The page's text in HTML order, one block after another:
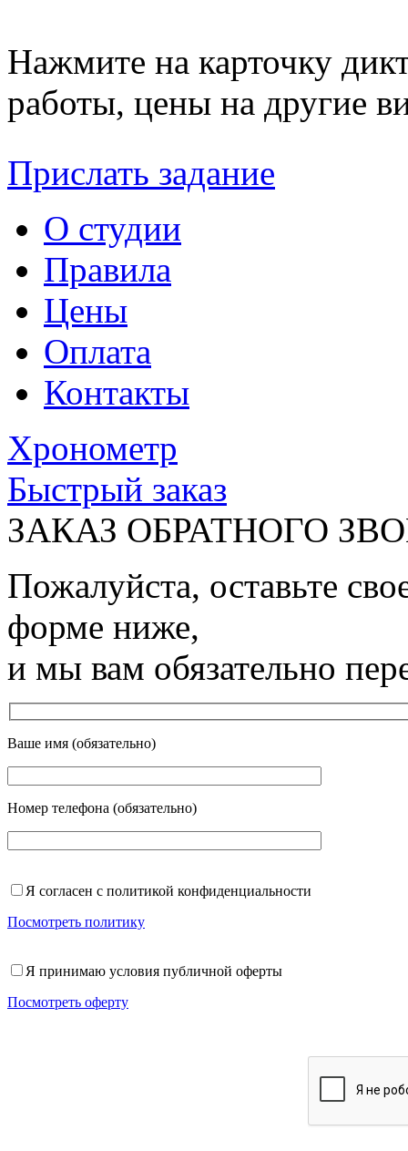
Нажмите на карточку
работы, цены на другие
Прислать задание
О студии
Правила
Цены
Оплата
Контакты
Хронометр
Быстрый заказ
ЗАКАЗ ОБРАТНОГО
Пожалуйста, оставьте
форме ниже,
и мы вам обязательно
Ваше имя (обязательно)
Номер телефона (обязательно)
Я согласен с политикой конфиденциальности
Посмотреть политику
Я принимаю условия публичной оферты
Посмотреть оферту